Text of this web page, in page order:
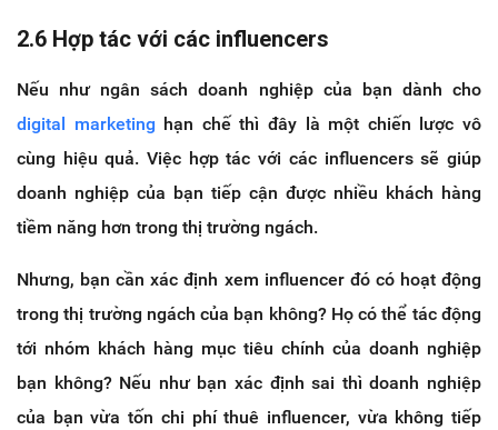
2.6 Hợp tác với các influencers
Nếu như ngân sách doanh nghiệp của bạn dành cho
digital marketing hạn chế thì đây là một chiến lược vô
cùng hiệu quả. Việc hợp tác với các influencers sẽ giúp
doanh nghiệp của bạn tiếp cận được nhiều khách hàng
tiềm năng hơn trong thị trường ngách.
Nhưng, bạn cần xác định xem influencer đó có hoạt động
trong thị trường ngách của bạn không? Họ có thể tác động
tới nhóm khách hàng mục tiêu chính của doanh nghiệp
bạn không? Nếu như bạn xác định sai thì doanh nghiệp
của bạn vừa tốn chi phí thuê influencer, vừa không tiếp